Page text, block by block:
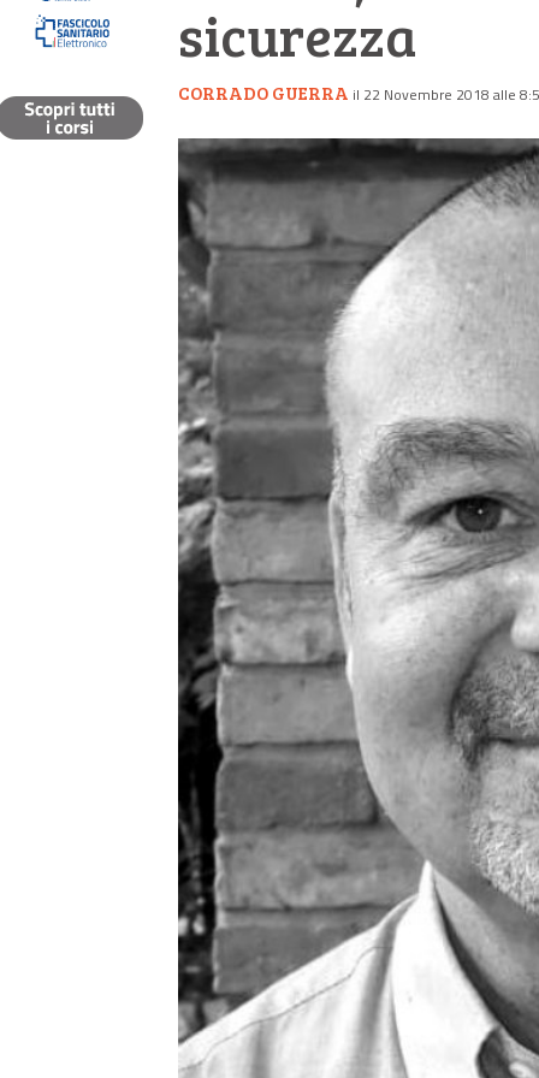
sicurezza
CORRADO GUERRA il 22 Novembre 2018 alle